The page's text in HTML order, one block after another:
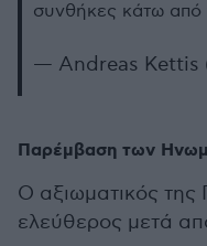
συνθήκες κάτω από
— Andreas Kettis
Παρέμβαση των
Ο αξιωματικός
ελεύθερος μετά